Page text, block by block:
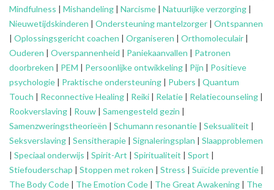
Mindfulness | Mishandeling | Narcisme | Natuurlijke verzorging |
Nieuwetijdskinderen | Ondersteuningmantelzorger | Ontspannen
| Oplossingsgericht coachen | Organiseren | Orthomoleculair |
Ouderen | Overspannenheid | Paniekaanvallen | Patronen
doorbreken | PEM | Persoonlijke ontwikkeling | Pijn | Positieve
psychologie | Praktische ondersteuning | Pubers | Quantum
Touch | Reconnective Healing | Reiki | Relatie | Relatiecounseling |
Rookverslaving | Rouw | Samengesteld gezin |
Samenzweringstheorieën | Schumann resonantie | Seksualiteit |
Seksverslaving | Sensitherapie | Signaleringsplan | Slaapproblemen
| Speciaal onderwijs | Spirit-Art | Spiritualiteit | Sport |
Stiefouderschap | Stoppen met roken | Stress | Suïcide preventie |
The Body Code | The Emotion Code | The Great Awakening | The